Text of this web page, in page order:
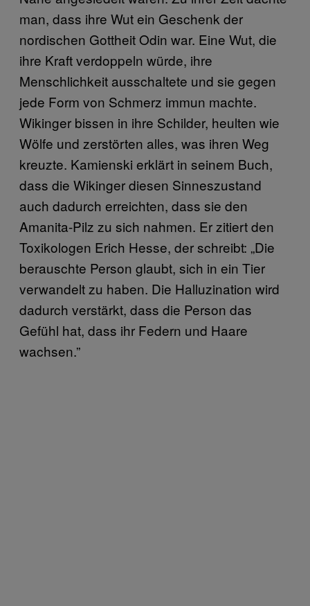
man, dass ihre Wut ein Geschenk der
nordischen Gottheit Odin war. Eine Wut, die
ihre Kraft verdoppeln würde, ihre
Menschlichkeit ausschaltete und sie gegen
jede Form von Schmerz immun machte.
Wikinger bissen in ihre Schilder, heulten wie
Wölfe und zerstörten alles, was ihren Weg
kreuzte. Kamienski erklärt in seinem Buch,
dass die Wikinger diesen Sinneszustand
auch dadurch erreichten, dass sie den
Amanita-Pilz zu sich nahmen. Er zitiert den
Toxikologen Erich Hesse, der schreibt: „Die
berauschte Person glaubt, sich in ein Tier
verwandelt zu haben. Die Halluzination wird
dadurch verstärkt, dass die Person das
Gefühl hat, dass ihr Federn und Haare
wachsen.”